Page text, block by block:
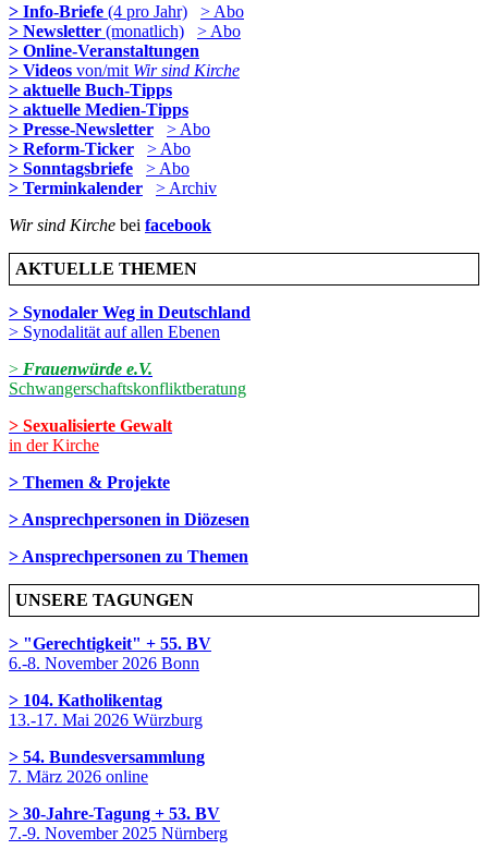
> Info-Briefe (4 pro Jahr)
> Abo
> Newsletter (monatlich)
> Abo
> Online-Veranstaltungen
> Videos von/mit Wir sind Kirche
> aktuelle Buch-Tipps
> aktuelle Medien-Tipps
> Presse-Newsletter
> Abo
> Reform-Ticker
> Abo
> Sonntagsbriefe
> Abo
> Terminkalender
> Archiv
Wir sind Kirche bei facebook
AKTUELLE THEMEN
> Synodaler Weg in Deutschland
> Synodalität auf allen Ebenen
> Frauenwürde e.V.
Schwangerschaftskonfliktberatung
> Sexualisierte Gewalt
in der Kirche
> Themen & Projekte
> Ansprechpersonen in Diözesen
> Ansprechpersonen zu Themen
UNSERE TAGUNGEN
> "Gerechtigkeit" + 55. BV
6.-8. November 2026 Bonn
> 104. Katholikentag
13.-17. Mai 2026 Würzburg
> 54. Bundesversammlung
7. März 2026 online
> 30-Jahre-Tagung + 53. BV
7.-9. November 2025 Nürnberg